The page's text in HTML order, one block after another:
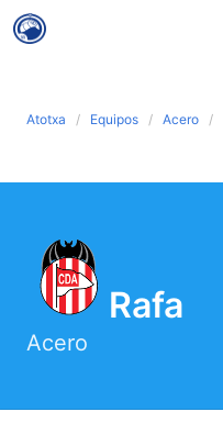
Atotxa Equipos Acero
Rafa
Acero